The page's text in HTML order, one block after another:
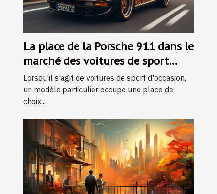
La place de la Porsche 911 dans le
marché des voitures de sport
d'occasion
Lorsqu'il s'agit de voitures de sport d'occasion,
un modèle particulier occupe une place de
choix...